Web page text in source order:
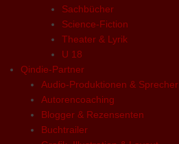
Sachbücher
Science-Fiction
Theater & Lyrik
U 18
Qindie-Partner
Audio-Produktionen & Sprecher
Autorencoaching
Blogger & Rezensenten
Buchtrailer